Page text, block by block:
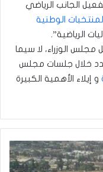
الجانب الرياضي
المنتخبات الوطنية
الرياضية”.
مجلس الوزراء، لا سيما
خلال جلسات مجلس
و إيلاء الأهمية الكبيرة